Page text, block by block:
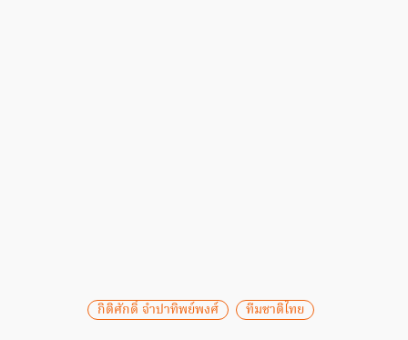
กิติศักดิ์ จำปาทิพย์พงศ์ ทีมชาติไทย